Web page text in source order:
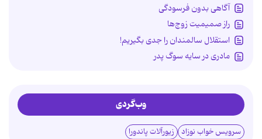
آگاهی بدون فرسودگی
راز صمیمیت زوج‌ها
استقلال سالمندان را جدی بگیریم!
مادری در سایه سوگ پدر
وب‌گردی
سرویس خواب نوزاد زیورآلات پاندورا